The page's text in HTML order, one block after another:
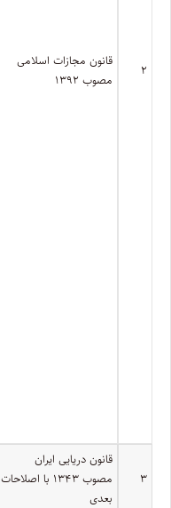
۲
قانون مجازات اسلامی
مصوب ۱۳۹۲
۳
قانون دریایی ایران
مصوب ۱۳۴۳ با اصلاحات
بعدی